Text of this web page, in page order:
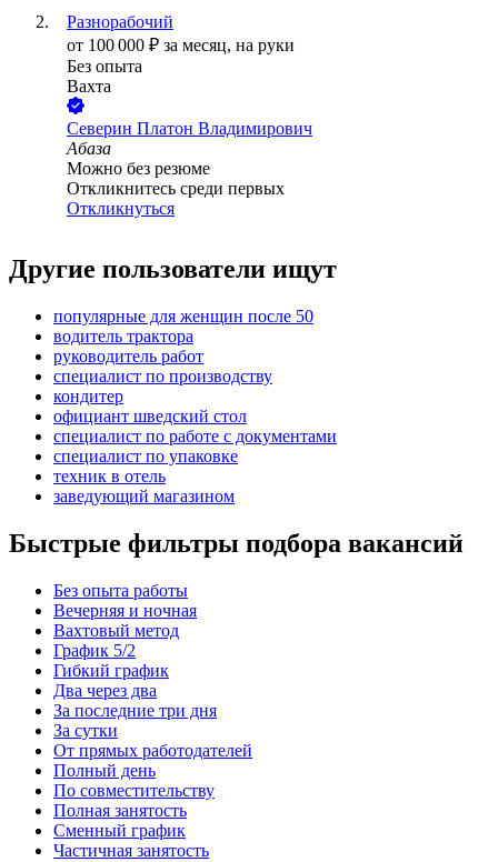
Разнорабочий
от 100 000 ₽ за месяц, на руки
Без опыта
Вахта
Северин Платон Владимирович
Абаза
Можно без резюме
Откликнитесь среди первых
Откликнуться
Другие пользователи ищут
популярные для женщин после 50
водитель трактора
руководитель работ
специалист по производству
кондитер
официант шведский стол
специалист по работе с документами
специалист по упаковке
техник в отель
заведующий магазином
Быстрые фильтры подбора вакансий
Без опыта работы
Вечерняя и ночная
Вахтовый метод
График 5/2
Гибкий график
Два через два
За последние три дня
За сутки
От прямых работодателей
Полный день
По совместительству
Полная занятость
Сменный график
Частичная занятость